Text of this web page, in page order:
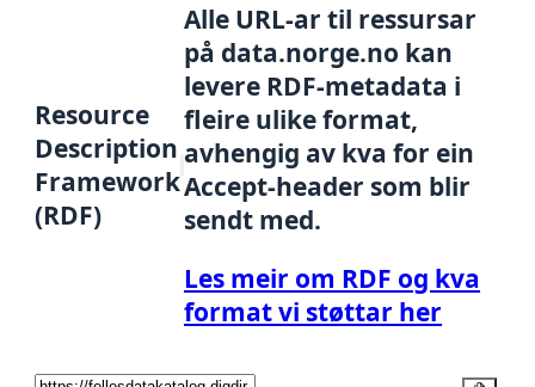
Resource
Description
Framework
(RDF)
Alle URL-ar til ressursar
på data.norge.no kan
levere RDF-metadata i
fleire ulike format,
avhengig av kva for ein
Accept-header som blir
sendt med.
Les meir om RDF og kva
format vi støttar her